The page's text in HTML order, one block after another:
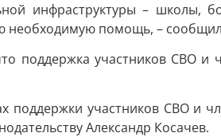
инфраструктуры – школы,
необходимую помощь, –
поддержка участников СВО и
поддержки участников СВО и
Александр Косачев.